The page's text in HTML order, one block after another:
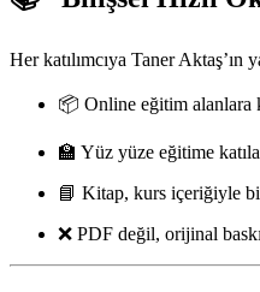
Her katılımcıya Taner Aktaş’ın
📦 Online eğitim alanlara
🏫 Yüz yüze eğitime
📘 Kitap, kurs içeriğiyle
❌ PDF değil, orijinal